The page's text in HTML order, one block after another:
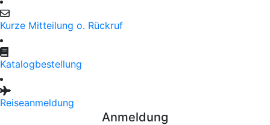
Kurze Mitteilung o. Rückruf
Katalogbestellung
Reiseanmeldung
Anmeldung